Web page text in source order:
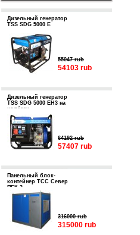
Дизельный генератор
TSS SDG 5000 E
55047 rub
54103 rub
Дизельный генератор
TSS SDG 5000 EH3 на
колёсах
64192 rub
57407 rub
Панельный блок-
контейнер ТСС Север
ПБК-3
316000 rub
315000 rub